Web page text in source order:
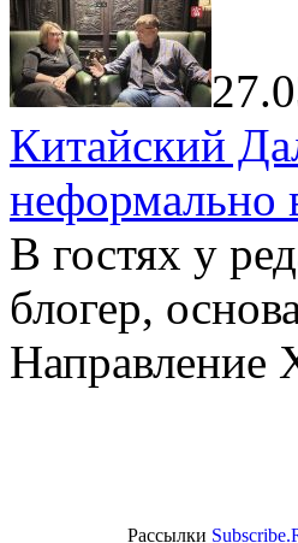
Китайский
неформально
В гостях у
блогер,
Направление
Рассылки